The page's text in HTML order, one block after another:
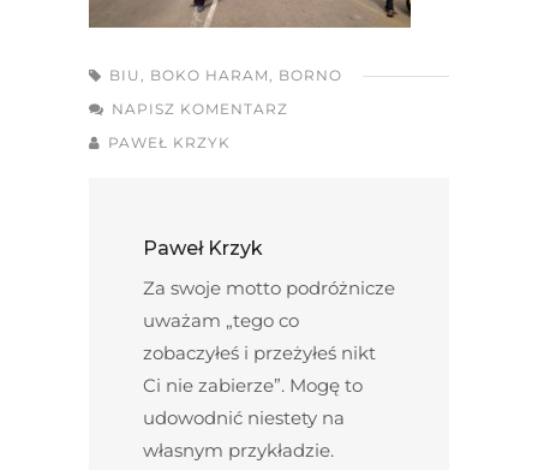
BIU, BOKO HARAM, BORNO
NAPISZ KOMENTARZ
PAWEŁ KRZYK
Paweł Krzyk
Za swoje motto podróżnicze
uważam „tego co
zobaczyłeś i przeżyłeś nikt
Ci nie zabierze”. Mogę to
udowodnić niestety na
własnym przykładzie.